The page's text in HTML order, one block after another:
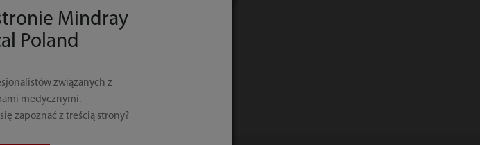
Mindray
Poland
związanych z
medycznymi.
zapoznać z treścią strony?